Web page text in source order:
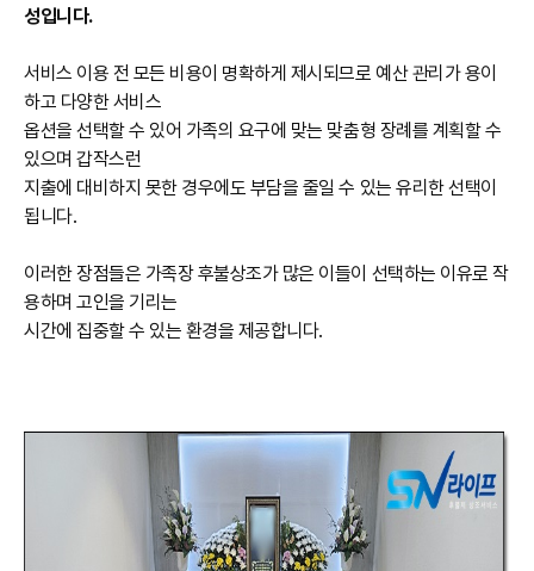
성입니다.
서비스 이용 전 모든 비용이 명확하게 제시되므로 예산 관리가 용이
하고 다양한 서비스
옵션을 선택할 수 있어 가족의 요구에 맞는 맞춤형 장례를 계획할 수
있으며 갑작스런
지출에 대비하지 못한 경우에도 부담을 줄일 수 있는 유리한 선택이
됩니다.
이러한 장점들은 가족장 후불상조가 많은 이들이 선택하는 이유로 작
용하며 고인을 기리는
시간에 집중할 수 있는 환경을 제공합니다.